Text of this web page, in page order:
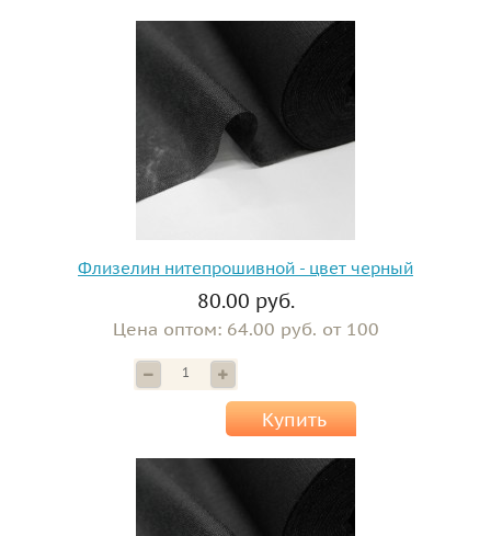
Флизелин нитепрошивной - цвет черный
80.00 руб.
Цена оптом: 64.00 руб. от 100
Купить